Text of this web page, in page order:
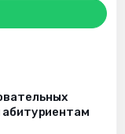
абитуриентам